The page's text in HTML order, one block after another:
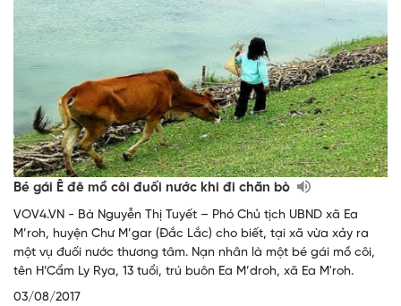
Bé gái Ê đê mồ côi đuối nước khi đi chăn bò​
VOV4.VN - Bà Nguyễn Thị Tuyết – Phó Chủ tịch UBND xã Ea
M’roh, huyện Chư M’gar (Đắc Lắc) cho biết, tại xã vừa xảy ra
một vụ đuối nước thương tâm. Nạn nhân là một bé gái mồ côi,
tên H’Cẩm Ly Rya, 13 tuổi, trú buôn Ea M’droh, xã Ea M'roh.
03/08/2017